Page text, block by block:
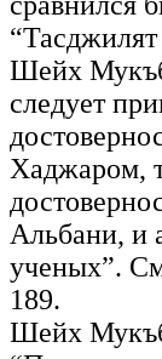
Шейх
следует
Хаджаром,
Альбани, и
ученых”.
189.
Шейх